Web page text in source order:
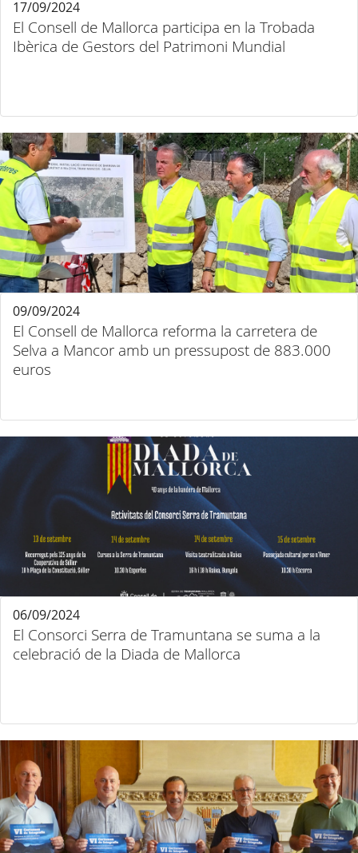
El Consell de Mallorca participa en la Trobada
Ibèrica de Gestors del Patrimoni Mundial
17/09/2024
El Consell de Mallorca reforma la carretera de
Selva a Mancor amb un pressupost de 883.000
euros
09/09/2024
El Consorci Serra de Tramuntana se suma a la
celebració de la Diada de Mallorca
06/09/2024